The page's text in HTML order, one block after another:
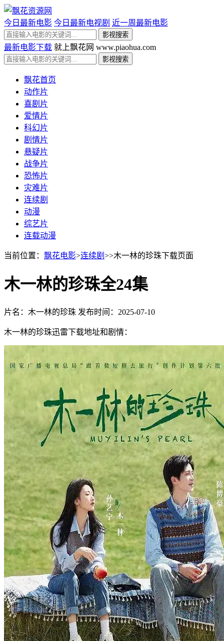
今日最新电影 今日最新电视剧 近一周最新电影
最新电影下载 就上飘花网 www.piaohua.com
飘花首页
动作片
喜剧片
爱情片
科幻片
剧情片
悬疑片
战争片
恐怖片
灾难片
连续剧
动漫
综艺片
连载动漫
当前位置： 飘花电影>连续剧 >>木一林的珍珠下载页面
木一林的珍珠全24集
片名：木一林的珍珠 发布时间：2025-07-10
木一林的珍珠迅雷下载地址和剧情：